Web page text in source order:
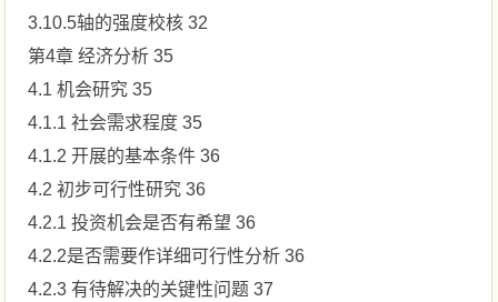
3.10.5轴的强度校核 32
第4章 经济分析 35
4.1 机会研究 35
4.1.1 社会需求程度 35
4.1.2 开展的基本条件 36
4.2 初步可行性研究 36
4.2.1 投资机会是否有希望 36
4.2.2是否需要作详细可行性分析 36
4.2.3 有待解决的关键性问题 37